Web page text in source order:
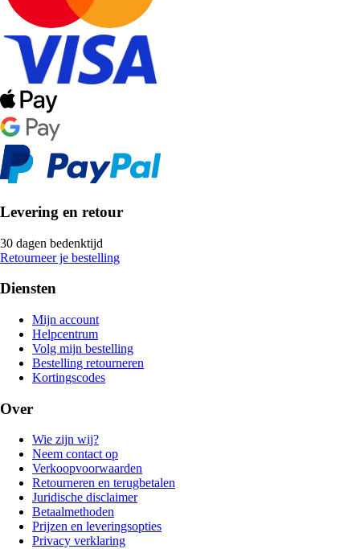
Levering en retour
30 dagen bedenktijd
Retourneer je bestelling
Diensten
Mijn account
Helpcentrum
Volg mijn bestelling
Bestelling retourneren
Kortingscodes
Over
Wie zijn wij?
Neem contact op
Verkoopvoorwaarden
Retourneren en terugbetalen
Juridische disclaimer
Betaalmethoden
Prijzen en leveringsopties
Privacy verklaring